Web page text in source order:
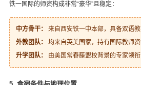
铁一国际的师资构成非常“豪华”且稳定：
中方骨干：
来自西安铁一中本部，具备双语
外教团队：
均来自英美国家，持有国际教师
升学团队：
由美国常春藤盟校背景的专家领